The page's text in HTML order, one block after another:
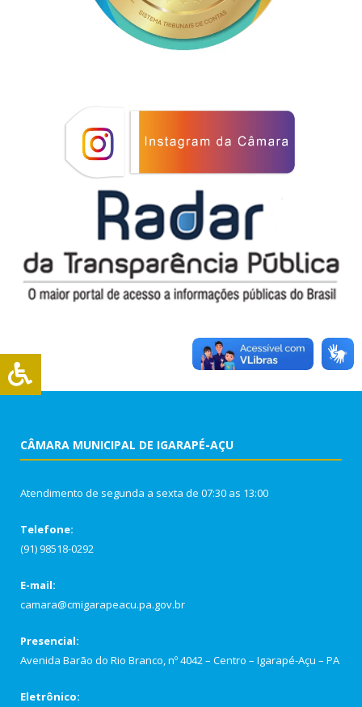
CÂMARA MUNICIPAL DE IGARAPÉ-AÇU
Atendimento de segunda a sexta de 07:30 as 13:00
Telefone:
(91) 98518-0292
E-mail:
camara@cmigarapeacu.pa.gov.br
Presencial:
Avenida Barão do Rio Branco, nº 4042 – Centro – Igarapé-Açu – PA
Eletrônico: